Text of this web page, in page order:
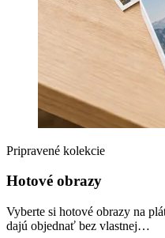
Pripravené kolekcie
Hotové obrazy
Vyberte si hotové obrazy na
dajú objednať bez vlastnej…